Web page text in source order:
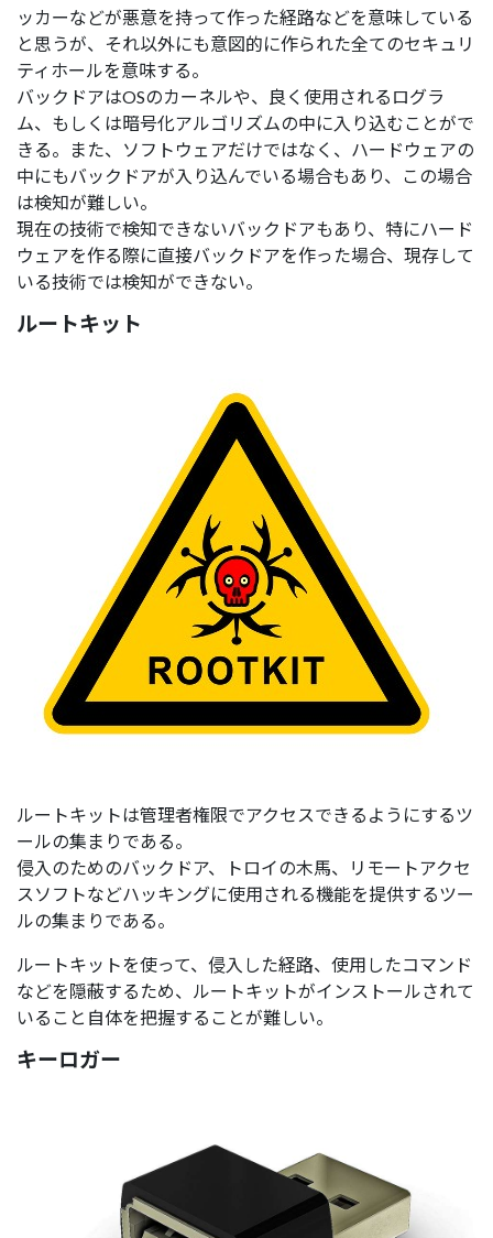
ッカーなどが悪意を持って作った経路などを意味している
と思うが、それ以外にも意図的に作られた全てのセキュリ
ティホールを意味する。
バックドアはOSのカーネルや、良く使用されるログラ
ム、もしくは暗号化アルゴリズムの中に入り込むことがで
きる。また、ソフトウェアだけではなく、ハードウェアの
中にもバックドアが入り込んでいる場合もあり、この場合
は検知が難しい。
現在の技術で検知できないバックドアもあり、特にハード
ウェアを作る際に直接バックドアを作った場合、現存して
いる技術では検知ができない。
ルートキット
ルートキットは管理者権限でアクセスできるようにするツ
ールの集まりである。
侵入のためのバックドア、トロイの木馬、リモートアクセ
スソフトなどハッキングに使用される機能を提供するツー
ルの集まりである。
ルートキットを使って、侵入した経路、使用したコマンド
などを隠蔽するため、ルートキットがインストールされて
いること自体を把握することが難しい。
キーロガー